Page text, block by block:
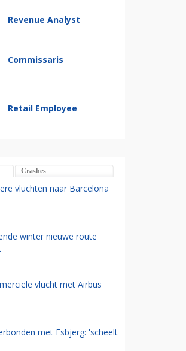
Revenue Analyst
Commissaris
Retail Employee
Crashes
vluchten naar Barcelona
winter nieuwe route
vlucht met Airbus
met Esbjerg: 'scheelt